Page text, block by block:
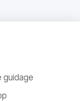
guidage